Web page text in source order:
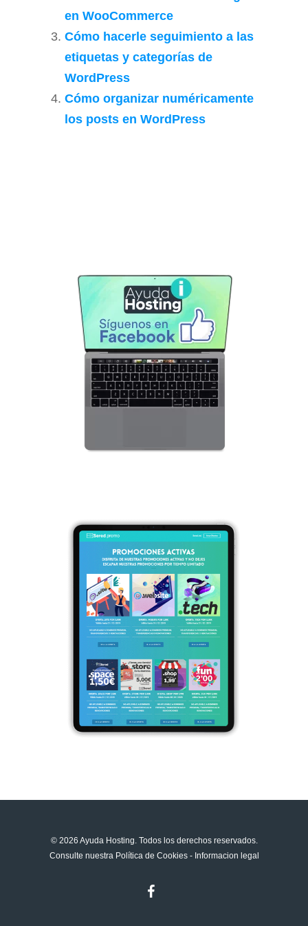
en WooCommerce
Cómo hacerle seguimiento a las
etiquetas y categorías de
WordPress
Cómo organizar numéricamente
los posts en WordPress
© 2026 Ayuda Hosting. Todos los derechos reservados.
Consulte nuestra Política de Cookies- Informacion legal
facebook